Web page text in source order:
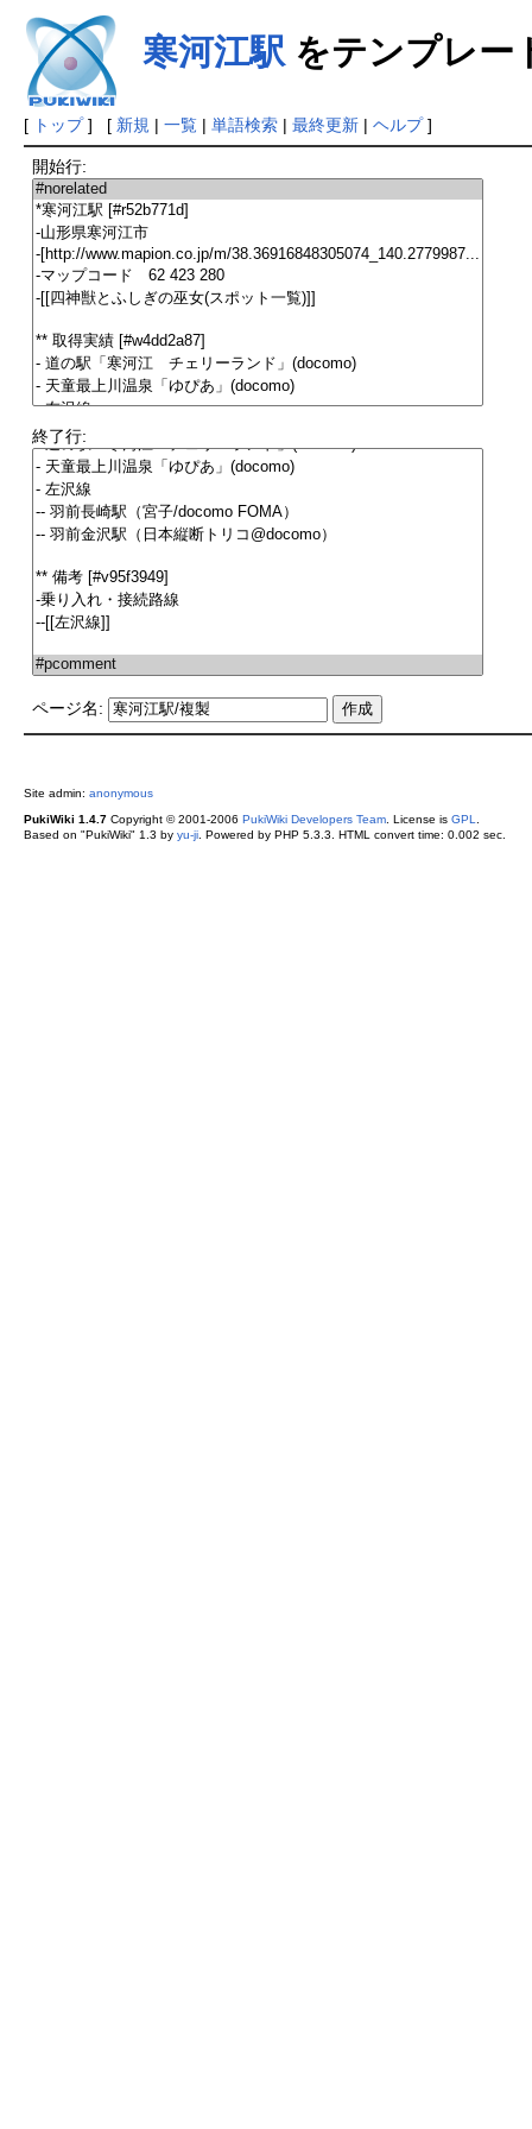
寒河江駅 をテンプレー
[ トップ] [ 新規 | 一覧| 単語検索| 最終更新| ヘルプ]
開始行:
終了行:
ページ名:
Site admin: anonymous
PukiWiki 1.4.7Copyright © 2001-2006 PukiWiki Developers Team. License is GPL
Based on "PukiWiki" 1.3 by yu-ji. Powered by PHP 5.3.3. HTML convert time: 0.002 sec.